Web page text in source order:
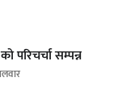
परिचर्चा सम्पन्न